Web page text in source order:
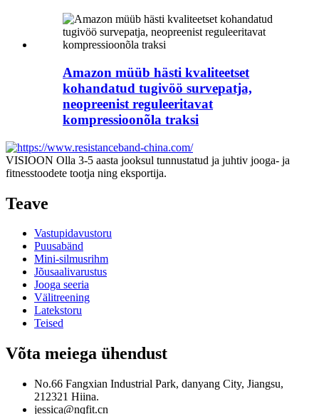
Amazon müüb hästi kvaliteetset
kohandatud tugivöö survepatja,
neopreenist reguleeritavat
kompressioonõla traksi
VISIOON Olla 3-5 aasta jooksul tunnustatud ja juhtiv jooga- ja
fitnesstoodete tootja ning eksportija.
Teave
Vastupidavustoru
Puusabänd
Mini-silmusrihm
Jõusaalivarustus
Jooga seeria
Välitreening
Latekstoru
Teised
Võta meiega ühendust
No.66 Fangxian Industrial Park, danyang City, Jiangsu,
212321 Hiina.
jessica@nqfit.cn